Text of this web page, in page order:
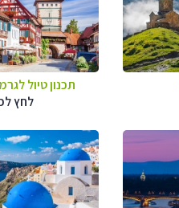
תכנון טיול
לחץ